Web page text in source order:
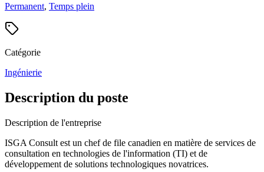
Permanent, Temps plein
Catégorie
Ingénierie
Description du poste
Description de l'entreprise
ISGA Consult est un chef de file canadien en matière de services de
consultation en technologies de l'information (TI) et de
développement de solutions technologiques novatrices.